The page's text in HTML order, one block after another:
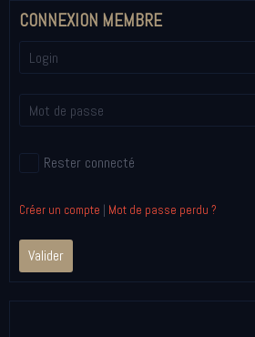
CONNEXION MEMBRE
Rester connecté
Créer un compte | Mot de passe perdu ?
Valider